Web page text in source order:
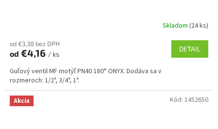
Skladom (24 ks)
od €3,38 bez DPH
od €4,16 / ks
DETAIL
Guľový ventil MF motýľ PN40 180° ONYX. Dodáva sa v
rozmeroch: 1/2", 3/4", 1".
Akcia Kód: 1452650